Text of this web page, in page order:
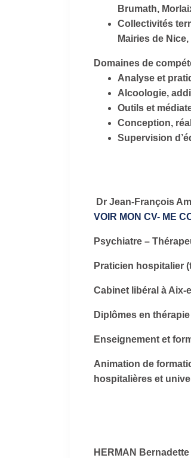
Brumath,
Collectivités
Mairies de
Domaines de
Analyse et
Alcoologie,
Outils et
Conception,
Supervision
Dr Jean-François
VOIR MON CV- ME
Psychiatre –
Praticien hospitalier
Cabinet libéral à Aix-
Diplômes en
Enseignement et
Animation de
hospitalières et
HERMAN Bernadette